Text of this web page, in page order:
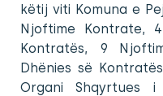
këtij viti Komuna e
Njoftime Kontrate,
Kontratës, 9
Dhënies së
Organi Shqyrtues